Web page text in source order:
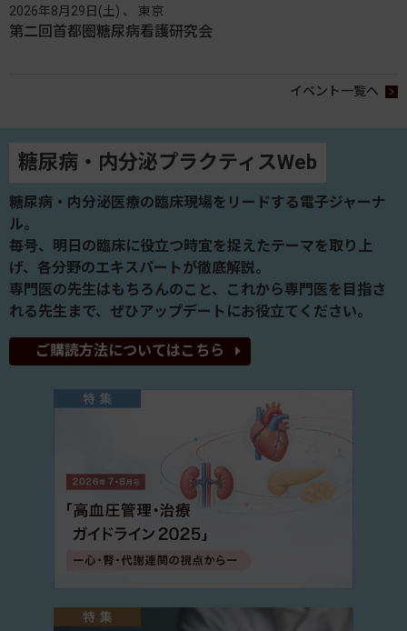
2026年8月29日(土) 、 東京
第二回首都圏糖尿病看護研究会
イベント一覧へ
糖尿病・内分泌プラクティスWeb
糖尿病・内分泌医療の臨床現場をリードする電子ジャーナ
ル。
毎号、明日の臨床に役立つ時宜を捉えたテーマを取り上
げ、各分野のエキスパートが徹底解説。
専門医の先生はもちろんのこと、これから専門医を目指さ
れる先生まで、ぜひアップデートにお役立てください。
ご購読方法についてはこちら